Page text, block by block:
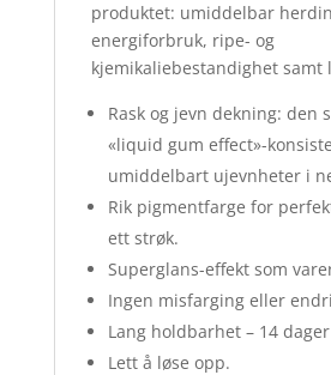
produktet: umiddelbar
energiforbruk, ripe- og
kjemikaliebestandighet samt
Rask og jevn dekning: den
«liquid gum effect»-
umiddelbart ujevnheter i
Rik pigmentfarge for
ett strøk.
Superglans-effekt som
Ingen misfarging eller
Lang holdbarhet – 14
Lett å løse opp.